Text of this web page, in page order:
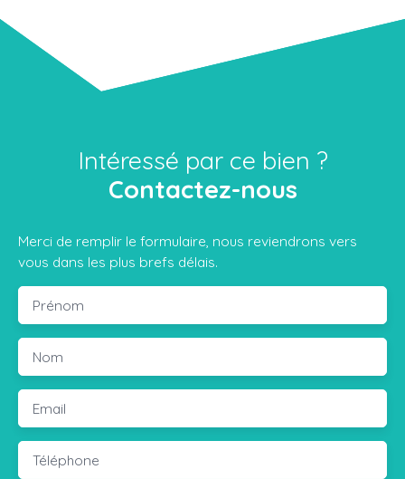
Intéressé par ce bien ?
Contactez-nous
Merci de remplir le formulaire, nous reviendrons vers
vous dans les plus brefs délais.
Prénom
Nom
Email
Téléphone